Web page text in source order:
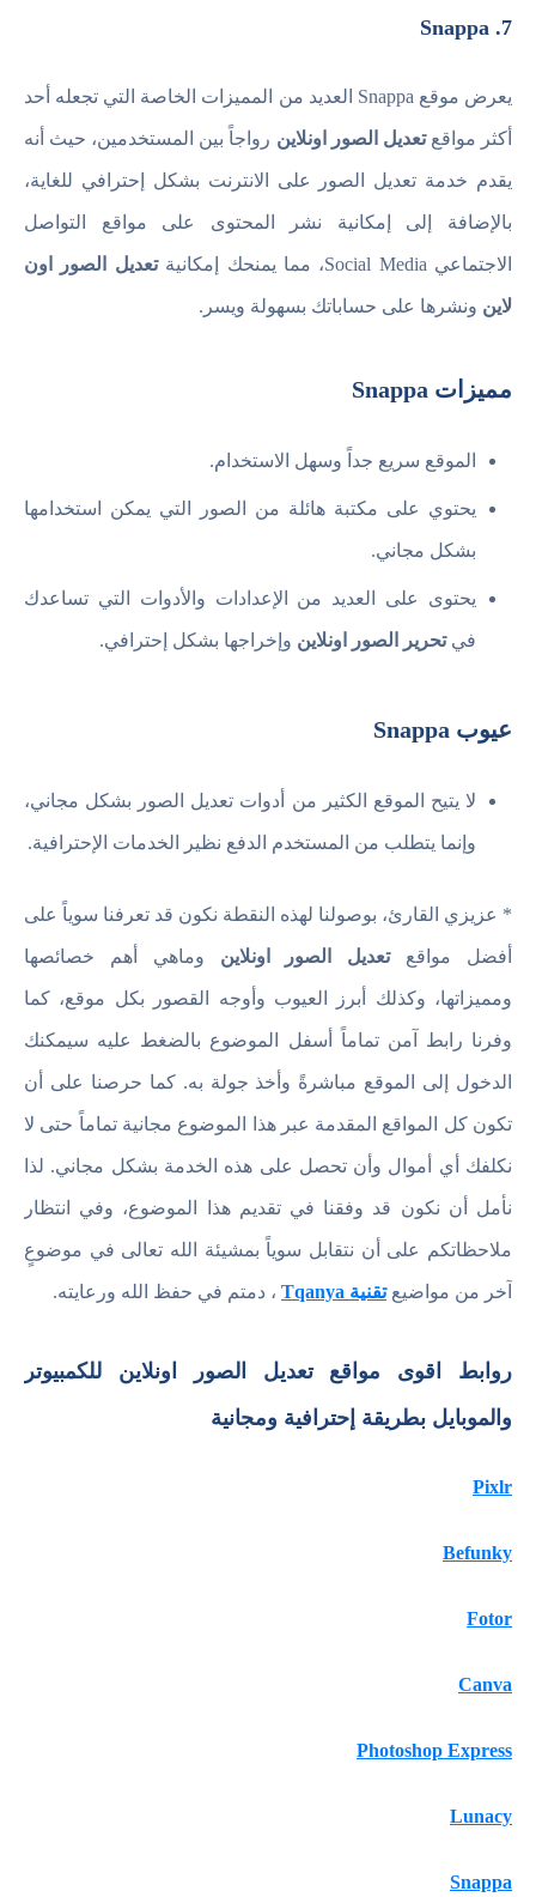
7. Snappa
يعرض موقع Snappa العديد من المميزات الخاصة التي تجعله أحد
أكثر مواقعتعديل الصور اونلاين رواجاً بين المستخدمين، حيث أنه
يقدم خدمة تعديل الصور على الانترنت بشكل إحترافي للغاية،
بالإضافة إلى إمكانية نشر المحتوى على مواقع التواصل
الاجتماعي Social Media، مما يمنحك إمكانية تعديل الصور اون
لاين ونشرها على حساباتك بسهولة ويسر.
مميزات Snappa
الموقع سريع جداً وسهل الاستخدام.
يحتوي على مكتبة هائلة من الصور التي يمكن استخدامها
بشكل مجاني.
يحتوى على العديد من الإعدادات والأدوات التي تساعدك
فيتحرير الصور اونلاين وإخراجها بشكل إحترافي.
عيوب Snappa
لا يتيح الموقع الكثير من أدوات تعديل الصور بشكل مجاني،
وإنما يتطلب من المستخدم الدفع نظير الخدمات الإحترافية.
* عزيزي القارئ، بوصولنا لهذه النقطة نكون قد تعرفنا سوياً على
أفضل مواقعتعديل الصور اونلاين وماهي أهم خصائصها
ومميزاتها، وكذلك أبرز العيوب وأوجه القصور بكل موقع، كما
وفرنا رابط آمن تماماً أسفل الموضوع بالضغط عليه سيمكنك
الدخول إلى الموقع مباشرةً وأخذ جولة به. كما حرصنا على أن
تكون كل المواقع المقدمة عبر هذا الموضوع مجانية تماماً حتى لا
نكلفك أي أموال وأن تحصل على هذه الخدمة بشكل مجاني. لذا
نأمل أن نكون قد وفقنا في تقديم هذا الموضوع، وفي انتظار
ملاحظاتكم على أن نتقابل سوياً بمشيئة الله تعالى في موضوعٍ
آخر من مواضيعتقنية Tqanya ، دمتم في حفظ الله ورعايته.
روابط اقوى مواقع تعديل الصور اونلاين للكمبيوتر
والموبايل بطريقة إحترافية ومجانية
Pixlr
Befunky
Fotor
Canva
Photoshop Express
Lunacy
Snappa